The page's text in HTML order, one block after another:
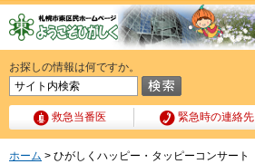
お探しの情報は何ですか。
救急当番医 緊急時の連絡先
ホーム > ひがしくハッピー・タッピーコンサート